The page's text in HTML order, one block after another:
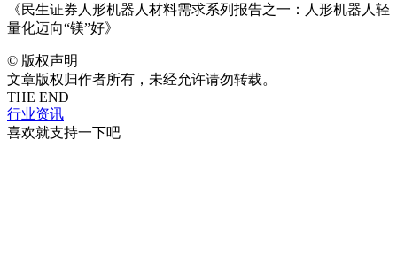
《民生证券人形机器人材料需求系列报告之一：人形机器人轻
量化迈向“镁”好》
© 版权声明
文章版权归作者所有，未经允许请勿转载。
THE END
行业资讯
喜欢就支持一下吧